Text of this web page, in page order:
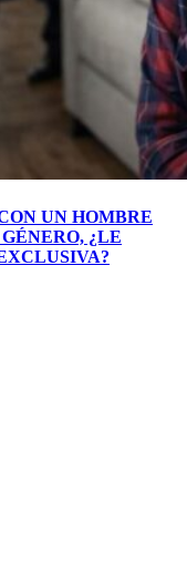
UN HOMBRE
¿LE